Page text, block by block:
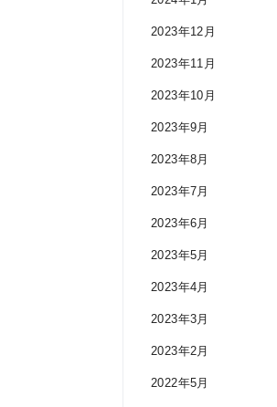
2023年12月
2023年11月
2023年10月
2023年9月
2023年8月
2023年7月
2023年6月
2023年5月
2023年4月
2023年3月
2023年2月
2022年5月